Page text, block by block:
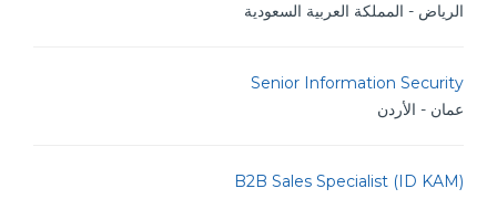
الرياض - المملكة العربية السعودية
Senior Information Security
عمان - الأردن
B2B Sales Specialist (ID KAM)